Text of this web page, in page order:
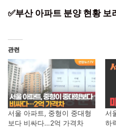
✅부산 아파트 분양 현황 보
관련
서울 아파트, 중형이 중대형
보다 비싸다…2억 가격차
서
하